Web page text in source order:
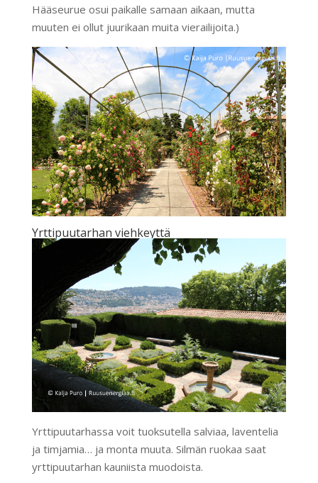
Hääseurue osui paikalle samaan aikaan, mutta
muuten ei ollut juurikaan muita vierailijoita.)
Yrttipuutarhan viehkeyttä
Yrttipuutarhassa voit tuoksutella salviaa, laventelia
ja timjamia… ja monta muuta. Silmän ruokaa saat
yrttipuutarhan kauniista muodoista.